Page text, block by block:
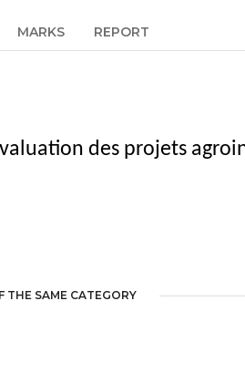
MARKS REPORT
des projets
THE SAME CATEGORY